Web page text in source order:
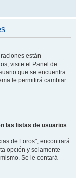
están
visite el Panel de
que se encuentra
le permitirá cambiar
las listas de usuarios
de Foros", encontrará
opción y solamente
Se le contará